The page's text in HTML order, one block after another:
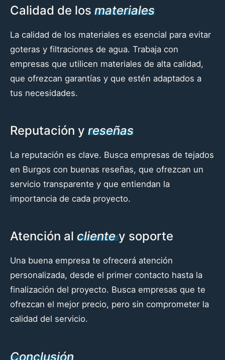
Calidad de los materiales
La calidad de los materiales es esencial para evitar
goteras y filtraciones de agua. Trabaja con
empresas que utilicen materiales de alta calidad,
que ofrezcan garantías y que estén adaptados a
tus necesidades.
Reputación y reseñas
La reputación es clave. Busca empresas de tejados
en Burgos con buenas reseñas, que ofrezcan un
servicio transparente y que entiendan la
importancia de cada proyecto.
Atención al clientey soporte
Una buena empresa te ofrecerá atención
personalizada, desde el primer contacto hasta la
finalización del proyecto. Busca empresas que te
ofrezcan el mejor precio, pero sin comprometer la
calidad del servicio.
Conclusión